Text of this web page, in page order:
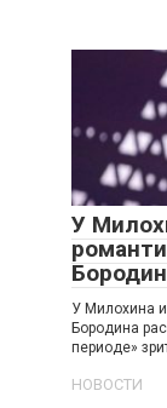
У
У Милохина
Бородина
периоде»
НОВОСТИ